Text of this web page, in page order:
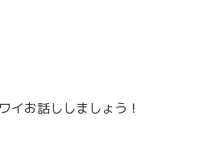
イお話ししましょう！